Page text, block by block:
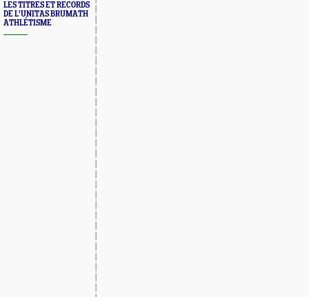
LES TITRES ET RECORDS
DE L'UNITAS BRUMATH
ATHLÉTISME